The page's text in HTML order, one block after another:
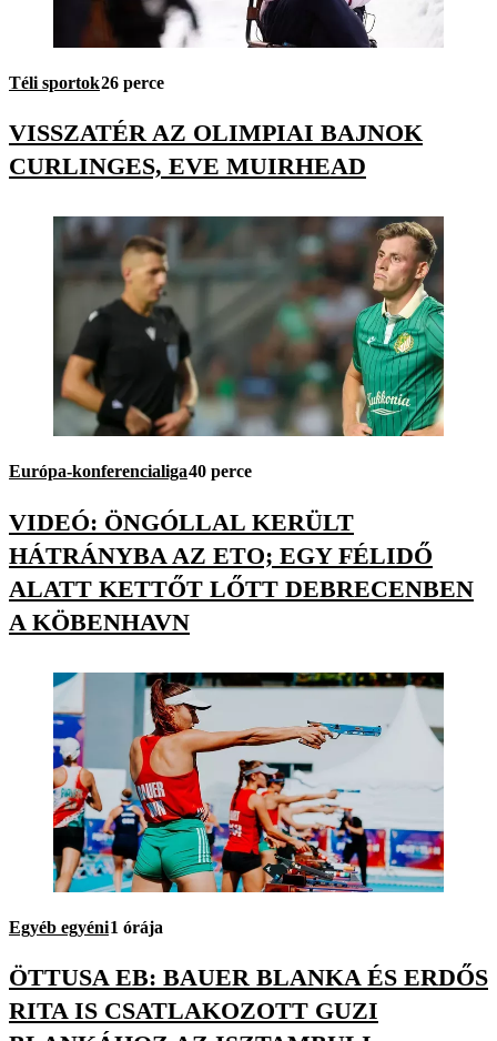
Téli sportok26 perce
VISSZATÉR AZ OLIMPIAI BAJNOK
CURLINGES, EVE MUIRHEAD
Európa-konferencialiga40 perce
VIDEÓ: ÖNGÓLLAL KERÜLT
HÁTRÁNYBA AZ ETO; EGY FÉLIDŐ
ALATT KETTŐT LŐTT DEBRECENBEN
A KÖBENHAVN
Egyéb egyéni1 órája
ÖTTUSA EB: BAUER BLANKA ÉS ERDŐS
RITA IS CSATLAKOZOTT GUZI